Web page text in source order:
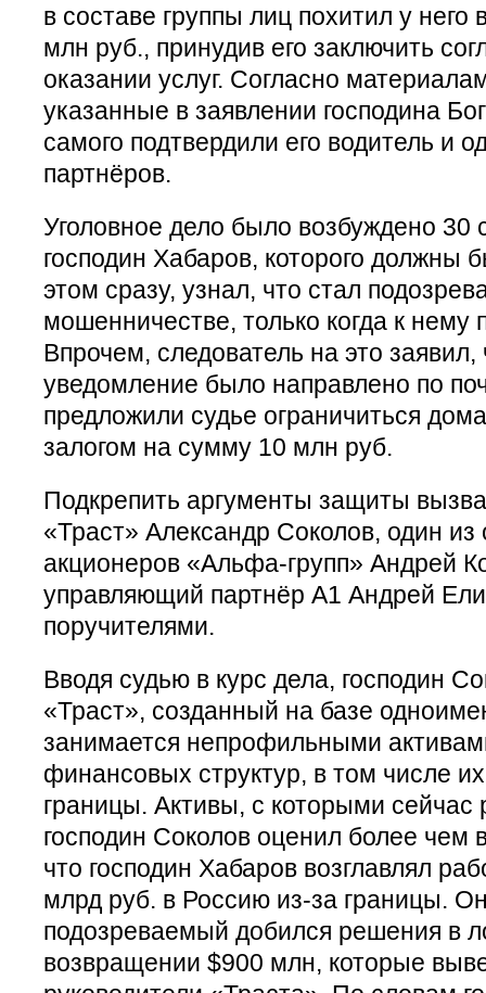
в составе группы лиц похитил у него
млн руб., принудив его заключить
оказании услуг. Согласно
указанные в заявлении господина
самого подтвердили его водитель и
партнёров.
Уголовное дело было возбуждено 30
господин Хабаров, которого должны
этом сразу, узнал, что стал
мошенничестве, только когда к
Впрочем, следователь на это
уведомление было направлено по
предложили судье ограничиться
залогом на сумму 10 млн руб.
Подкрепить аргументы защиты
«Траст» Александр Соколов, один из
акционеров «Альфа-групп» Андрей
управляющий партнёр А1 Андрей
поручителями.
Вводя судью в курс дела, господин
«Траст», созданный на базе
занимается непрофильными
финансовых структур, в том числе
границы. Активы, с которыми сейчас
господин Соколов оценил более чем
что господин Хабаров возглавлял
млрд руб. в Россию из-за границы.
подозреваемый добился решения в
возвращении $900 млн, которые